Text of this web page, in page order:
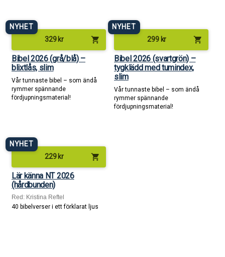
NYHET
329 kr shopping_cart
Bibel 2026 (grå/blå) –
blixtlås, slim
Vår tunnaste bibel – som ändå
rymmer spännande
fördjupningsmaterial!
NYHET
299 kr shopping_cart
Bibel 2026 (svartgrön) –
tygklädd med tumindex,
slim
Vår tunnaste bibel – som ändå
rymmer spännande
fördjupningsmaterial!
NYHET
229 kr shopping_cart
Lär känna NT 2026
(hårdbunden)
Red: Kristina Reftel
40 bibelverser i ett förklarat ljus